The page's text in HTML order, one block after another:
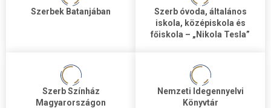
Szerbek Batanjában
Szerb óvoda, általános
iskola, középiskola és
főiskola – „Nikola Tesla”
Szerb Színház
Magyarországon
Nemzeti Idegennyelvi
Könyvtár